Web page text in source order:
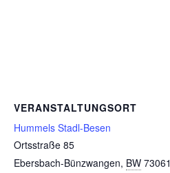
VERANSTALTUNGSORT
Hummels Stadl-Besen
Ortsstraße 85
Ebersbach-Bünzwangen, BW 73061